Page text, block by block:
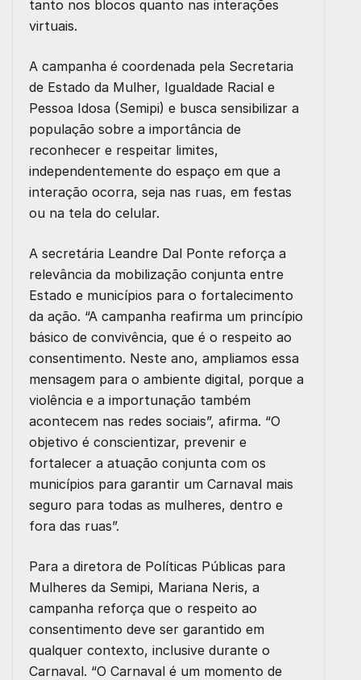
tanto nos blocos quanto nas interações
virtuais.
A campanha é coordenada pela Secretaria
de Estado da Mulher, Igualdade Racial e
Pessoa Idosa (Semipi) e busca sensibilizar a
população sobre a importância de
reconhecer e respeitar limites,
independentemente do espaço em que a
interação ocorra, seja nas ruas, em festas
ou na tela do celular.
A secretária Leandre Dal Ponte reforça a
relevância da mobilização conjunta entre
Estado e municípios para o fortalecimento
da ação. “A campanha reafirma um princípio
básico de convivência, que é o respeito ao
consentimento. Neste ano, ampliamos essa
mensagem para o ambiente digital, porque a
violência e a importunação também
acontecem nas redes sociais”, afirma. “O
objetivo é conscientizar, prevenir e
fortalecer a atuação conjunta com os
municípios para garantir um Carnaval mais
seguro para todas as mulheres, dentro e
fora das ruas”.
Para a diretora de Políticas Públicas para
Mulheres da Semipi, Mariana Neris, a
campanha reforça que o respeito ao
consentimento deve ser garantido em
qualquer contexto, inclusive durante o
Carnaval. “O Carnaval é um momento de